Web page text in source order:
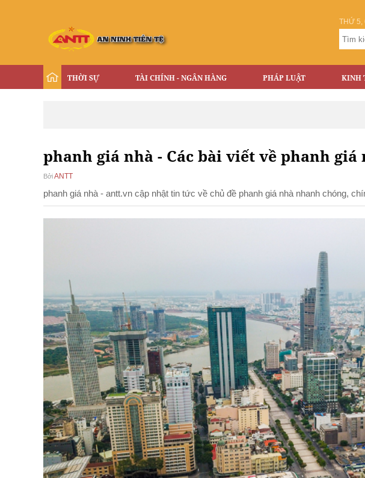
THỨ 5,
THỜI SỰ TÀI CHÍNH - NGÂN HÀNG PHÁP LUẬT KINH
phanh giá nhà - Các bài viết về phanh
BởiANTT
phanh giá nhà - antt.vn cập nhật tin tức về chủ đề phanh giá nhà nhanh chóng,